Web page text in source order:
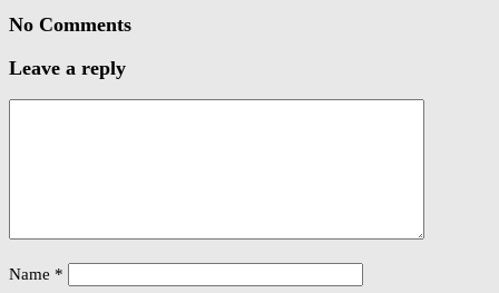
No Comments
Leave a reply
Name *